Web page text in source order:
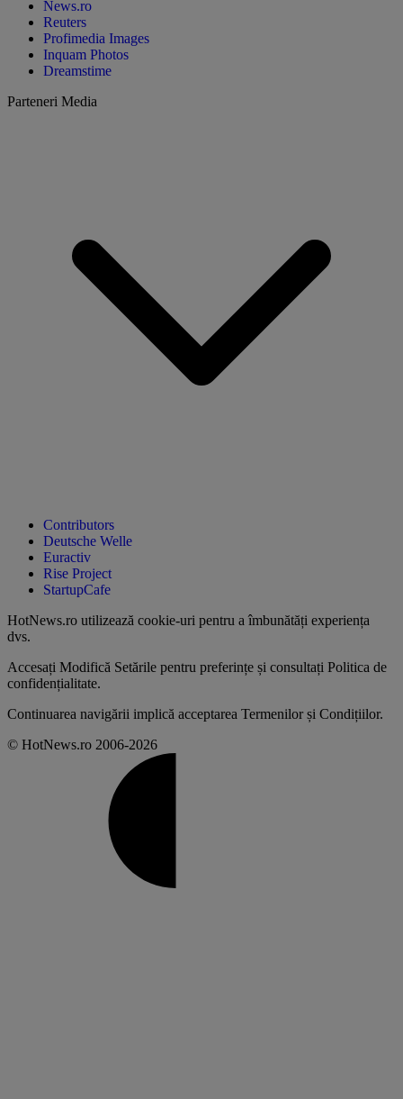
News.ro
Reuters
Profimedia Images
Inquam Photos
Dreamstime
Parteneri Media
Contributors
Deutsche Welle
Euractiv
Rise Project
StartupCafe
HotNews.ro utilizează cookie-uri pentru a îmbunătăți experiența
dvs.
Accesați Modifică Setările pentru preferințe și consultați Politica de
confidențialitate.
Continuarea navigării implică acceptarea Termenilor și Condițiilor.
© HotNews.ro 2006-2026